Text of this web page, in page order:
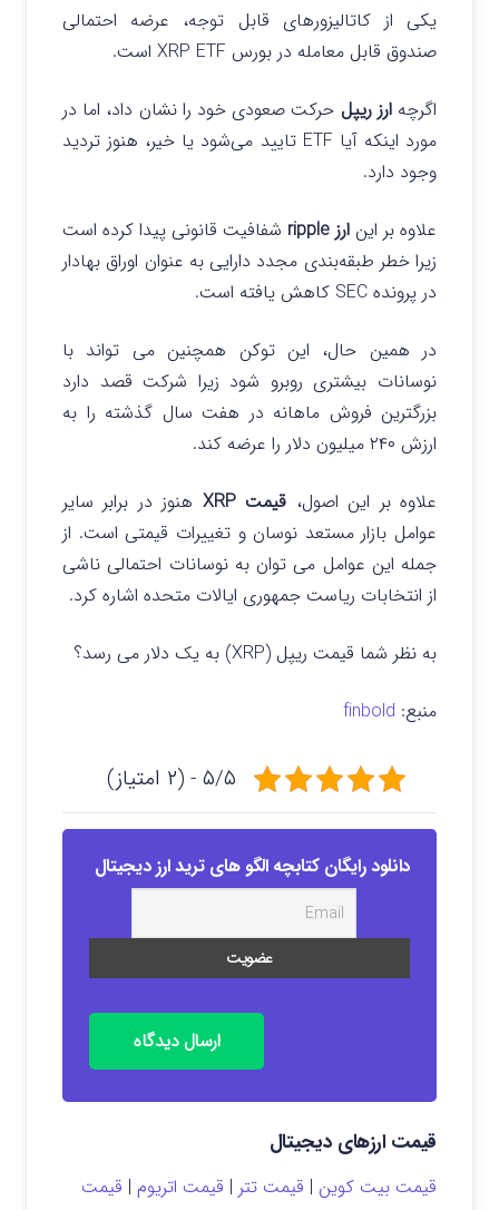
یکی از کاتالیزورهای قابل توجه، عرضه احتمالی
صندوق قابل معامله در بورس XRP ETF است.
اگرچهارز ریپل حرکت صعودی خود را نشان داد، اما در
مورد اینکه آیا ETF تایید می‌شود یا خیر، هنوز تردید
وجود دارد.
علاوه بر این ارز ripple
شفافیت قانونی پیدا کرده است
زیرا خطر طبقه‌بندی مجدد دارایی به عنوان اوراق بهادار
در پرونده SEC کاهش یافته است.
در همین حال، این توکن همچنین می تواند با
نوسانات بیشتری روبرو شود زیرا شرکت قصد دارد
بزرگترین فروش ماهانه در هفت سال گذشته را به
ارزش ۲۴۰ میلیون دلار را عرضه کند.
علاوه بر این اصول، قیمت XRP
هنوز در برابر سایر
عوامل بازار مستعد نوسان و تغییرات قیمتی است. از
جمله این عوامل می توان به نوسانات احتمالی ناشی
از انتخابات ریاست جمهوری ایالات متحده اشاره کرد.
به نظر شما قیمت ریپل (XRP) به یک دلار می رسد؟
منبع: finbold
۵/۵ - (۲ امتیاز)
دانلود رایگان کتابچه الگو های ترید ارز دیجیتال
ارسال دیدگاه
قیمت ارزهای دیجیتال
قیمت بیت کوین | قیمت تتر | قیمت اتریوم | قیمت